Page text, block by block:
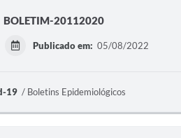
BOLETIM-20112020
Publicado em: 05/08/2022
19 Boletins Epidemiológicos